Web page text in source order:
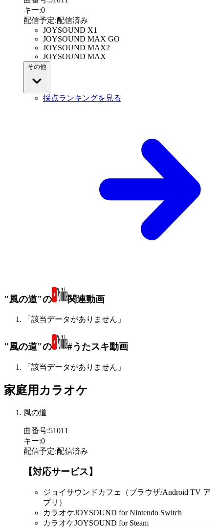
キー:0
配信予定:配信済み
JOYSOUND X1
JOYSOUND MAX GO
JOYSOUND MAX2
JOYSOUND MAX
その他
採点ランキングを見る
"風の道"の 関連動画
「該当データがありません」
"風の道"の #うたスキ動画
「該当データがありません」
家庭用カラオケ
風の道
曲番号:51011
キー:0
配信予定:配信済み
【対応サービス】
ジョイサウンドカフェ（ブラウザ/Android TV ア
プリ）
カラオケJOYSOUND for Nintendo Switch
カラオケJOYSOUND for Steam